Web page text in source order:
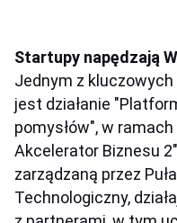
Startupy napędzają
Jednym z
jest działanie
pomysłów", w
Akcelerator Biznesu
zarządzaną przez
Technologiczny,